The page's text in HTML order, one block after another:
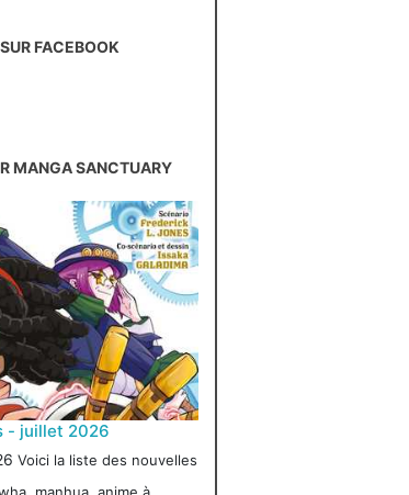
FACEBOOK
MANGA SANCTUARY
- juillet 2026
Voici la liste des nouvelles